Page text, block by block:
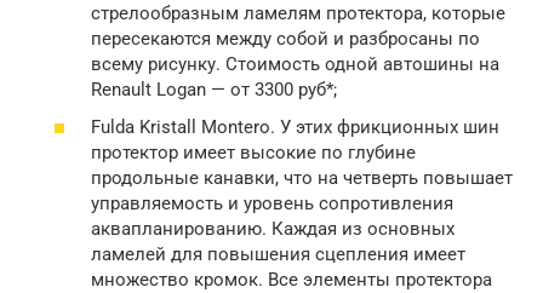
стрелообразным ламелям протектора, которые
пересекаются между собой и разбросаны по
всему рисунку. Стоимость одной автошины на
Renault Logan — от 3300 руб*;
Fulda Kristall Montero. У этих фрикционных шин
протектор имеет высокие по глубине
продольные канавки, что на четверть повышает
управляемость и уровень сопротивления
аквапланированию. Каждая из основных
ламелей для повышения сцепления имеет
множество кромок. Все элементы протектора